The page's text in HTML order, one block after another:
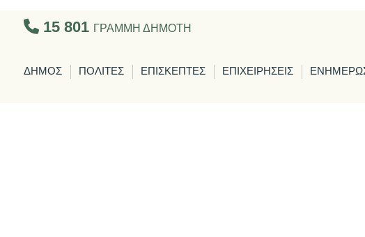
15 801 ΓΡΑΜΜΗ ΔΗΜΟΤΗ
ΔΗΜΟΣ ΠΟΛΙΤΕΣ ΕΠΙΣΚΕΠΤΕΣ ΕΠΙΧΕΙΡΗΣΕΙΣ